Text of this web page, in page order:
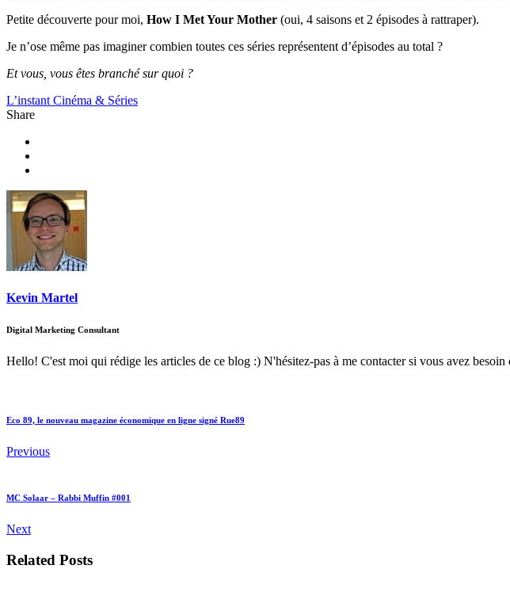
Petite découverte pour moi, How I Met Your Mother (oui, 4 saisons et 2 épisodes à rattraper).
Je n’ose même pas imaginer combien toutes ces séries représentent d’épisodes au total ?
Et vous, vous êtes branché sur quoi ?
L’instant Cinéma & Séries
Share
Kevin Martel
Digital Marketing Consultant
Hello! C'est moi qui rédige les articles de ce blog :) N'hésitez-pas à me contacter si vous avez
Eco 89, le nouveau magazine économique en ligne signé Rue89
Previous
MC Solaar – Rabbi Muffin #001
Next
Related Posts